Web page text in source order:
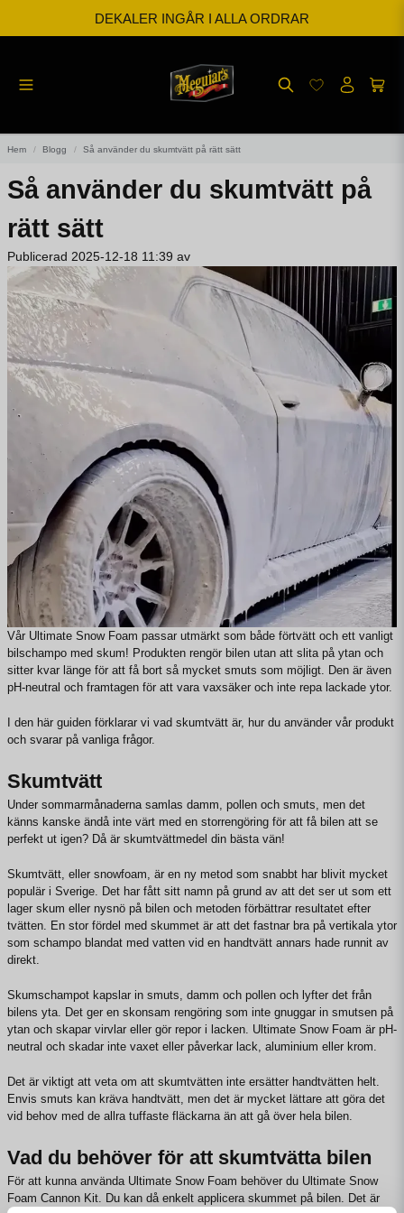
DEKALER INGÅR I ALLA ORDRAR
FRI FRAKT FRÅN 599kr
Hem Blogg Så använder du skumtvätt på rätt sätt
Så använder du skumtvätt på
rätt sätt
Publicerad 2025-12-18 11:39 av
Vår Ultimate Snow Foam passar utmärkt som både förtvätt och ett vanligt
bilschampo med skum! Produkten rengör bilen utan att slita på ytan och
sitter kvar länge för att få bort så mycket smuts som möjligt. Den är även
pH-neutral och framtagen för att vara vaxsäker och inte repa lackade ytor.
I den här guiden förklarar vi vad skumtvätt är, hur du använder vår produkt
och svarar på vanliga frågor.
Skumtvätt
Under sommarmånaderna samlas damm, pollen och smuts, men det
känns kanske ändå inte värt med en storrengöring för att få bilen att se
perfekt ut igen? Då är skumtvättmedel din bästa vän!
Skumtvätt, eller snowfoam, är en ny metod som snabbt har blivit mycket
populär i Sverige. Det har fått sitt namn på grund av att det ser ut som ett
lager skum eller nysnö på bilen och metoden förbättrar resultatet efter
tvätten. En stor fördel med skummet är att det fastnar bra på vertikala ytor
som schampo blandat med vatten vid en handtvätt annars hade runnit av
direkt.
Skumschampot kapslar in smuts, damm och pollen och lyfter det från
bilens yta. Det ger en skonsam rengöring som inte gnuggar in smutsen på
ytan och skapar virvlar eller gör repor i lacken. Ultimate Snow Foam är pH-
neutral och skadar inte vaxet eller påverkar lack, aluminium eller krom.
Det är viktigt att veta om att skumtvätten inte ersätter handtvätten helt.
Envis smuts kan kräva handtvätt, men det är mycket lättare att göra det
vid behov med de allra tuffaste fläckarna än att gå över hela bilen.
Vad du behöver för att skumtvätta bilen
För att kunna använda Ultimate Snow Foam behöver du Ultimate Snow
Foam Cannon Kit. Du kan då enkelt applicera skummet på bilen. Det är